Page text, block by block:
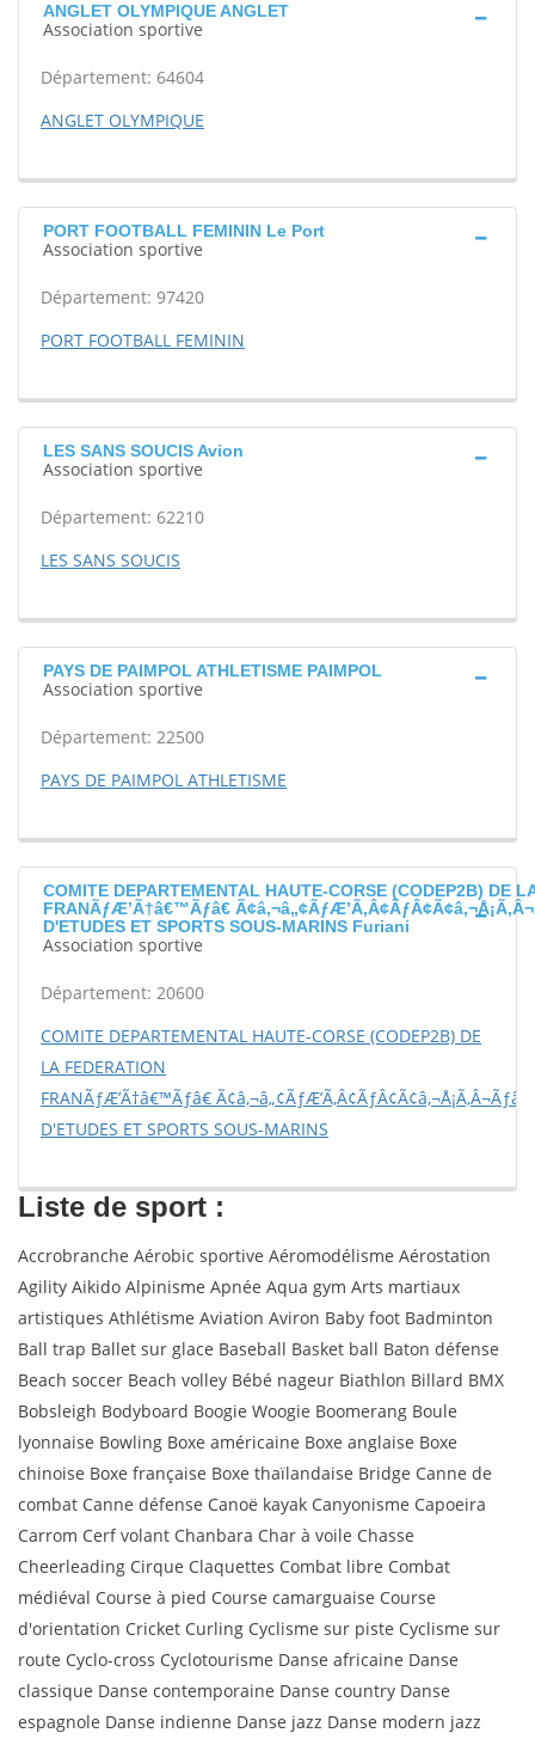
ANGLET OLYMPIQUE ANGLET
Association sportive
Département: 64604
ANGLET OLYMPIQUE
PORT FOOTBALL FEMININ Le Port
Association sportive
Département: 97420
PORT FOOTBALL FEMININ
LES SANS SOUCIS Avion
Association sportive
Département: 62210
LES SANS SOUCIS
PAYS DE PAIMPOL ATHLETISME PAIMPOL
Association sportive
Département: 22500
PAYS DE PAIMPOL ATHLETISME
COMITE DEPARTEMENTAL HAUTE-CORSE (CODEP2B) DE
FRANÃƒÆ’Ã†â€™Ãƒâ€
D'ETUDES ET SPORTS SOUS-MARINS Furiani
Association sportive
Département: 20600
COMITE DEPARTEMENTAL HAUTE-CORSE (CODEP2B) DE
LA FEDERATION
FRANÃƒÆ’Ã†â€™Ãƒâ€
D'ETUDES ET SPORTS SOUS-MARINS
Liste de sport :
Accrobranche Aérobic sportive Aéromodélisme Aérostation
Agility Aikido Alpinisme Apnée Aqua gym Arts martiaux
artistiques Athlétisme Aviation Aviron Baby foot Badminton
Ball trap Ballet sur glace Baseball Basket ball Baton défense
Beach soccer Beach volley Bébé nageur Biathlon Billard BMX
Bobsleigh Bodyboard Boogie Woogie Boomerang Boule
lyonnaise Bowling Boxe américaine Boxe anglaise Boxe
chinoise Boxe française Boxe thaïlandaise Bridge Canne de
combat Canne défense Canoë kayak Canyonisme Capoeira
Carrom Cerf volant Chanbara Char à voile Chasse
Cheerleading Cirque Claquettes Combat libre Combat
médiéval Course à pied Course camarguaise Course
d'orientation Cricket Curling Cyclisme sur piste Cyclisme sur
route Cyclo-cross Cyclotourisme Danse africaine Danse
classique Danse contemporaine Danse country Danse
espagnole Danse indienne Danse jazz Danse modern jazz